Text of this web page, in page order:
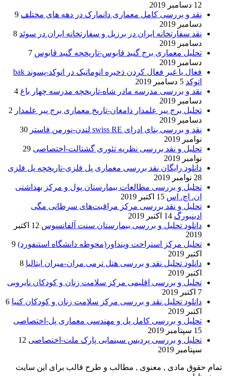
12 دسامبر 2019
نقد و بررسی کامل معماری دانمارک در دهه های مختلف 9
دسامبر 2019
نقد سفارتخانه ایران در برزیل و سفارتخانه ایران در سوئد 8
دسامبر 2019
تحلیل معماری برج گنبد قابوس-تاریخچه گنبد قابوس 7
دسامبر 2019
فعال یا غیر فعال کردن ذخیره اتوماتیک در اتوکد-پسوند bak
اتوکد 5 دسامبر 2019
نقد و بررسی مدرسه مادر شاه-تاریخچه مدرسه چهار باغ 4
دسامبر 2019
تحلیل برج پیر علمدار دامغان-تاریخ معماری برج پیر علمدار 2
دسامبر 2019
نقد و بررسی بنای ادرای swiss RE لندن-نورمن فاستر
30
نوامبر 2019
تحلیل و نقد بررسی نظریه تئوری گشتالت-اختصاصی 29
نوامبر 2019
دانلود رایگان نقد بررسی معماری پل فلزی-تاریخچه پل فلزی
28 نوامبر 2019
تحلیل و بررسی مطالعات بیمارستان پول و مرکز بهداشتی
ان. اچ. اس 15 اکتبر 2019
تحلیل و نقد بررسی مرکز مراقبت‌های سرطانی مگی
ادینبورگ 14 اکتبر 2019
دانلود تحلیل و بررسی بیمارستان سنت آلفانسوس
12 اکتبر
2019
تحلیل مرکز استراحت وینداور(محوطه دانشگاه استنفورد) 9
اکتبر 2019
دانلود تحلیل نقد و بررسی هتل ترمی مران-میران ایتالیا 8
اکتبر 2019
تحلیل و بررسی اقلیمی مرکز سلامت زنان و کودکان نایروبی
7 اکتبر 2019
دانلود تحلیل نقد و بررسی مرکز سلامت زنان و کودکان کنیا 6
اکتبر 2019
تحلیل و بررسی کامل پل و مهندسی معماری پل-اختصاصی
15 سپتامبر 2019
تحلیل و بررسی پردیس سینمایی پارک ملت-اختصاصی 12
سپتامبر 2019
تمام حقوق مادی , معنوی , مطالب و طرح قالب برای این سایت